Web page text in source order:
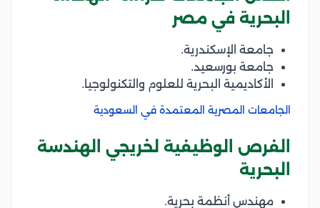
البحرية في مصر
جامعة الإسكندرية.
جامعة بورسعيد.
الأكاديمية البحرية للعلوم والتكنولوجيا.
الجامعات المصرية المعتمدة في السعودية
الفرص الوظيفية لخريجي الهندسة
البحرية
مهندس أنظمة بحرية.